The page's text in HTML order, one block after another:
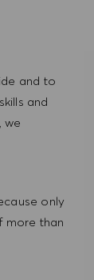
and to
and
we
only
more than